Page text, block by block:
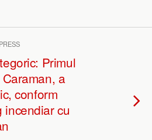
Primul
a
conform
incendiar cu